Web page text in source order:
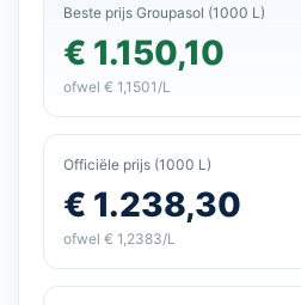
Beste prijs Groupasol (1000 L)
€ 1.150,10
ofwel € 1,1501/L
Officiële prijs (1000 L)
€ 1.238,30
ofwel € 1,2383/L